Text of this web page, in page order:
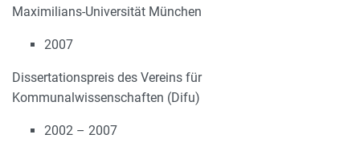
Maximilians-Universität München
2007
Dissertationspreis des Vereins für
Kommunalwissenschaften (Difu)
2002 – 2007